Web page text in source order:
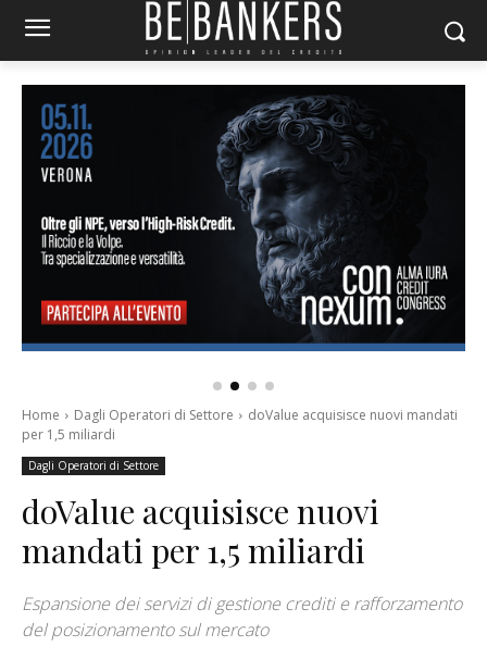
Home Dagli Operatori di Settore
doValue acquisisce nuovi mandati
per 1,5 miliardi
Dagli Operatori di Settore
doValue acquisisce nuovi
mandati per 1,5 miliardi
Espansione dei servizi di gestione crediti e rafforzamento
del posizionamento sul mercato